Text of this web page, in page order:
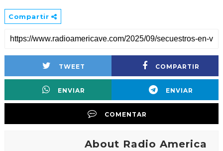
Compartir
TWEET COMPARTIR
ENVIAR ENVIAR
COMENTAR
About Radio America